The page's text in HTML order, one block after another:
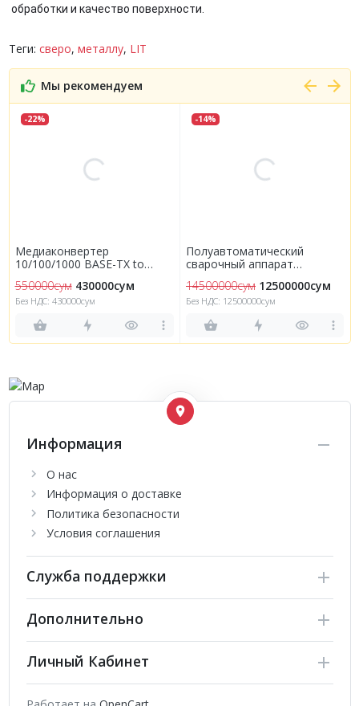
обработки и качество поверхности.
Теги: сверо, металлу, LIT
Мы рекомендуем
-22%
Медиаконвертер
10/100/1000 BASE-TX to
550000сум 430000сум
Без НДС: 430000сум
-14%
Полуавтоматический
сварочный аппарат
14500000сум 12500000сум
Без НДС: 12500000сум
Информация
О нас
Информация о доставке
Политика безопасности
Условия соглашения
Служба поддержки
Дополнительно
Личный Кабинет